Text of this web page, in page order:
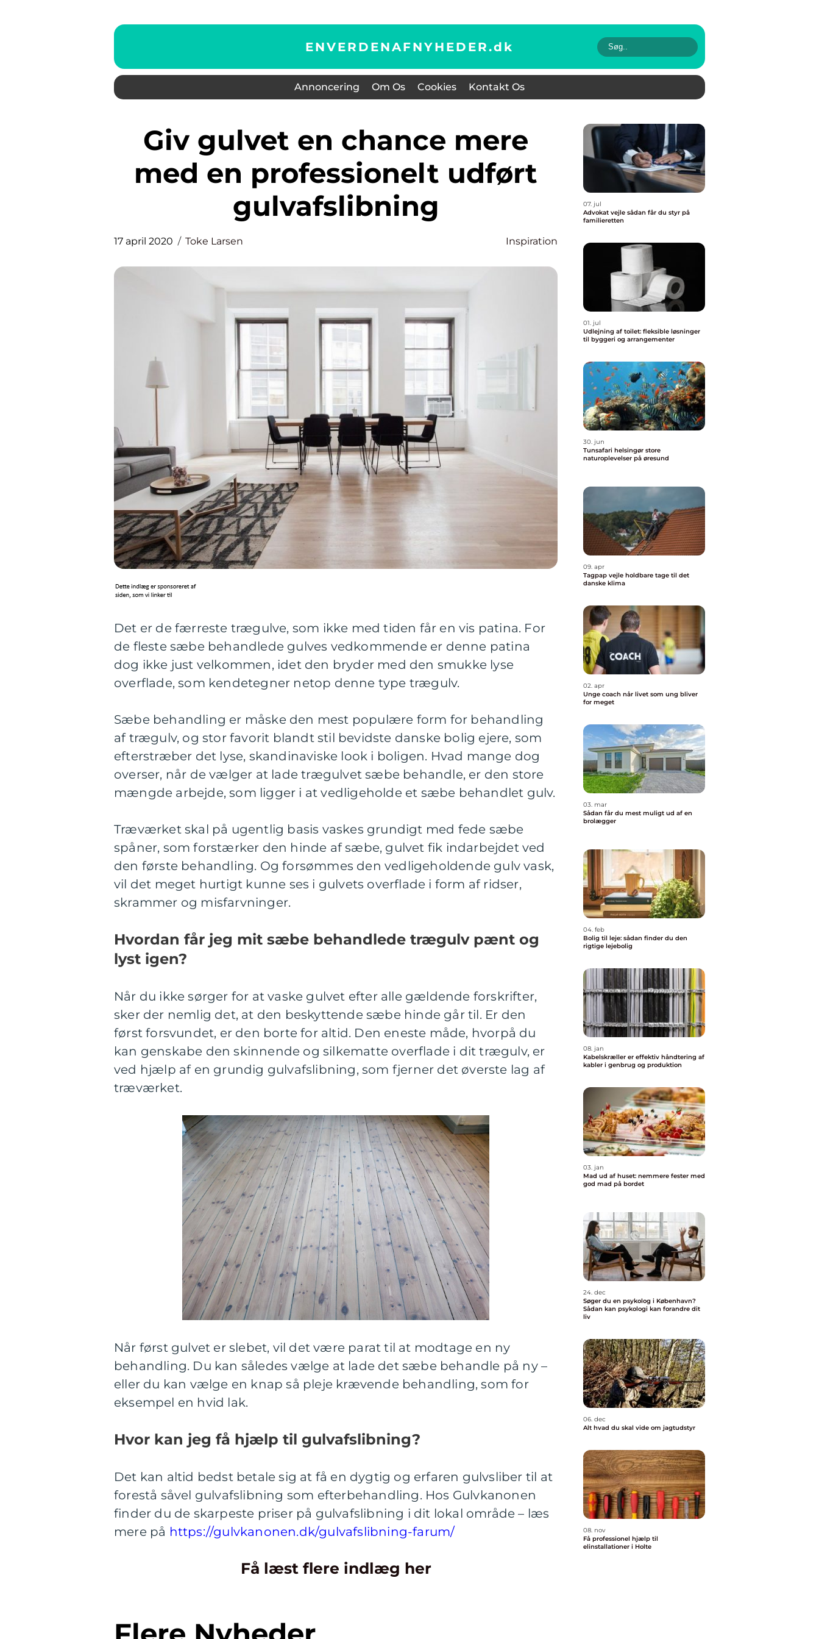
ENVERDENAFNYHEDER.dk
Annoncering Om Os Cookies Kontakt Os
Giv gulvet en chance mere
med en professionelt udført
gulvafslibning
17 april 2020 Toke Larsen Inspiration
Det er de færreste trægulve, som ikke med tiden får en vis patina. For
de fleste sæbe behandlede gulves vedkommende er denne patina
dog ikke just velkommen, idet den bryder med den smukke lyse
overflade, som kendetegner netop denne type trægulv.
Sæbe behandling er måske den mest populære form for behandling
af trægulv, og stor favorit blandt stil bevidste danske bolig ejere, som
efterstræber det lyse, skandinaviske look i boligen. Hvad mange dog
overser, når de vælger at lade trægulvet sæbe behandle, er den store
mængde arbejde, som ligger i at vedligeholde et sæbe behandlet gulv.
Træværket skal på ugentlig basis vaskes grundigt med fede sæbe
spåner, som forstærker den hinde af sæbe, gulvet fik indarbejdet ved
den første behandling. Og forsømmes den vedligeholdende gulv vask,
vil det meget hurtigt kunne ses i gulvets overflade i form af ridser,
skrammer og misfarvninger.
Hvordan får jeg mit sæbe behandlede trægulv pænt og
lyst igen?
Når du ikke sørger for at vaske gulvet efter alle gældende forskrifter,
sker der nemlig det, at den beskyttende sæbe hinde går til. Er den
først forsvundet, er den borte for altid. Den eneste måde, hvorpå du
kan genskabe den skinnende og silkematte overflade i dit trægulv, er
ved hjælp af en grundig gulvafslibning, som fjerner det øverste lag af
træværket.
Når først gulvet er slebet, vil det være parat til at modtage en ny
behandling. Du kan således vælge at lade det sæbe behandle på ny –
eller du kan vælge en knap så pleje krævende behandling, som for
eksempel en hvid lak.
Hvor kan jeg få hjælp til gulvafslibning?
Det kan altid bedst betale sig at få en dygtig og erfaren gulvsliber til at
forestå såvel gulvafslibning som efterbehandling. Hos Gulvkanonen
finder du de skarpeste priser på gulvafslibning i dit lokal område – læs
mere på https://gulvkanonen.dk/gulvafslibning-farum/
Få læst flere indlæg her
07. jul
Advokat vejle sådan får du styr på
familieretten
01. jul
Udlejning af toilet: fleksible løsninger
til byggeri og arrangementer
30. jun
Tunsafari helsingør store
naturoplevelser på øresund
09. apr
Tagpap vejle holdbare tage til det
danske klima
02. apr
Unge coach når livet som ung bliver
for meget
03. mar
Sådan får du mest muligt ud af en
brolægger
04. feb
Bolig til leje: sådan finder du den
rigtige lejebolig
08. jan
Kabelskræller er effektiv håndtering af
kabler i genbrug og produktion
03. jan
Mad ud af huset: nemmere fester med
god mad på bordet
24. dec
Søger du en psykolog i København?
Sådan kan psykologi kan forandre dit
liv
06. dec
Alt hvad du skal vide om jagtudstyr
08. nov
Få professionel hjælp til
elinstallationer i Holte